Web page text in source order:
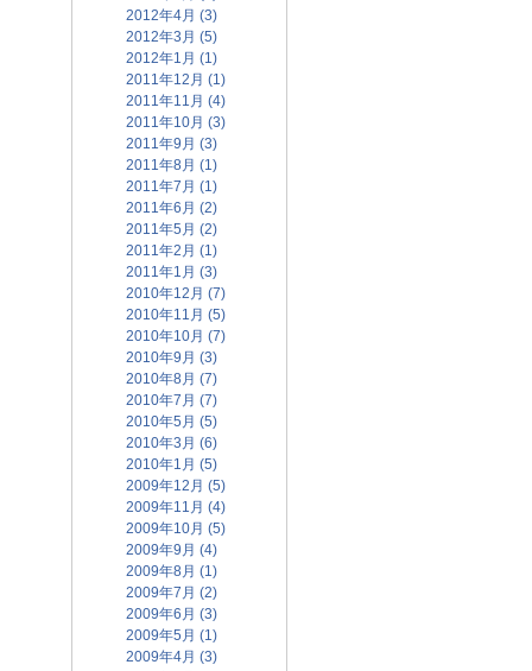
2012年4月 (3)
2012年3月 (5)
2012年1月 (1)
2011年12月 (1)
2011年11月 (4)
2011年10月 (3)
2011年9月 (3)
2011年8月 (1)
2011年7月 (1)
2011年6月 (2)
2011年5月 (2)
2011年2月 (1)
2011年1月 (3)
2010年12月 (7)
2010年11月 (5)
2010年10月 (7)
2010年9月 (3)
2010年8月 (7)
2010年7月 (7)
2010年5月 (5)
2010年3月 (6)
2010年1月 (5)
2009年12月 (5)
2009年11月 (4)
2009年10月 (5)
2009年9月 (4)
2009年8月 (1)
2009年7月 (2)
2009年6月 (3)
2009年5月 (1)
2009年4月 (3)